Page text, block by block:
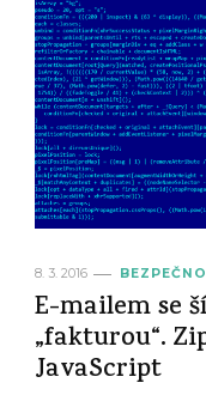
8. 3. 2016
E-mailem se
„fakturou“.
JavaScript